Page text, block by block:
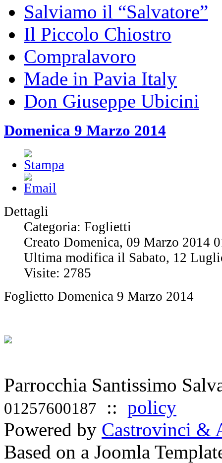
Salviamo il “Salvatore”
Il Piccolo Chiostro
Compralavoro
Made in Pavia Italy
Don Giuseppe Ubicini
Domenica 9 Marzo 2014
Dettagli
Categoria: Foglietti
Creato Domenica, 09 Marzo 2014
Ultima modifica il Sabato, 12
Visite: 2785
Foglietto Domenica 9 Marzo 2014
Parrocchia Santissimo
01257600187 :: policy
Powered by Castrovinci &
Based on a Joomla